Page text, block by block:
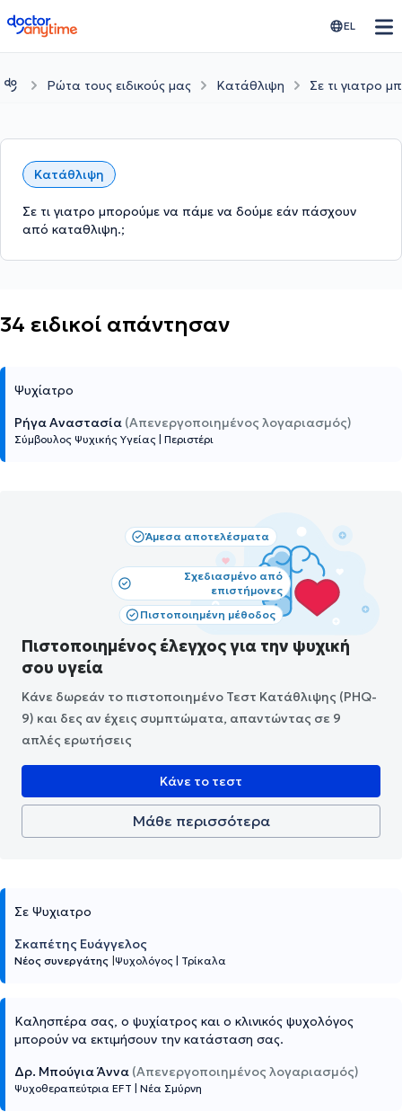
doctoranytime EL
Ρώτα τους ειδικούς μας Κατάθλιψη Σε τι γιατρο
Κατάθλιψη
Σε τι γιατρο μπορούμε να πάμε να δούμε εάν πάσχουν
από καταθλιψη.;
34 ειδικοί απάντησαν
Ψυχίατρο
Ρήγα Αναστασία (Απενεργοποιημένος λογαριασμός)
Σύμβουλος Ψυχικής Υγείας Περιστέρι
Άμεσα αποτελέσματα
Σχεδιασμένο από
επιστήμονες
Πιστοποιημένη μέθοδος
Πιστοποιημένος έλεγχος για την ψυχική
σου υγεία
Κάνε δωρεάν το πιστοποιημένο Τεστ Κατάθλιψης (PHQ-
9) και δες αν έχεις συμπτώματα, απαντώντας σε 9
απλές ερωτήσεις
Κάνε το τεστ
Μάθε περισσότερα
Σε Ψυχιατρο
Σκαπέτης Ευάγγελος
Νέος συνεργάτης Ψυχολόγος Τρίκαλα
Καλησπέρα σας, ο ψυχίατρος και ο κλινικός ψυχολόγος
μπορούν να εκτιμήσουν την κατάσταση σας.
Δρ. Μπούγια Άννα (Απενεργοποιημένος λογαριασμός)
Ψυχοθεραπεύτρια EFT Νέα Σμύρνη